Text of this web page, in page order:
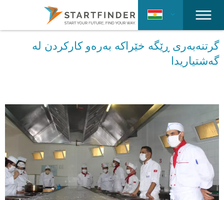
گرتنەبەری ڕێگە خێراکە بەرەو کارکردن لە
گەشتیاریدا